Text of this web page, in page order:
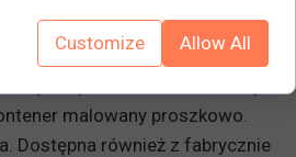
za pomocą wózka widłowego
przemieszczać za pomocą
i podnośników widłowych
malowany proszkowo.
Dostępna również z fabrycznie
Customize Allow All